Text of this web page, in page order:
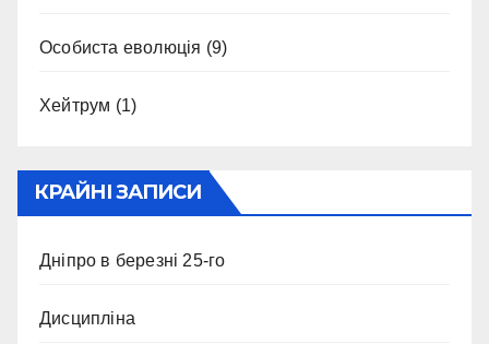
Особиста еволюція (9)
Хейтрум (1)
КРАЙНІ ЗАПИСИ
Дніпро в березні 25-го
Дисципліна